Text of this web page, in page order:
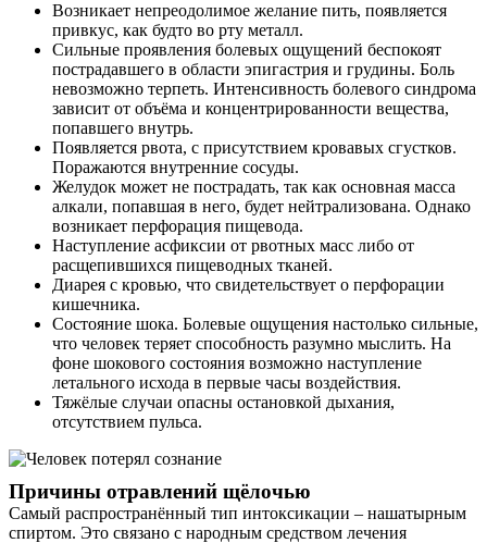
Возникает непреодолимое желание пить, появляется
привкус, как будто во рту металл.
Сильные проявления болевых ощущений беспокоят
пострадавшего в области эпигастрия и грудины. Боль
невозможно терпеть. Интенсивность болевого синдрома
зависит от объёма и концентрированности вещества,
попавшего внутрь.
Появляется рвота, с присутствием кровавых сгустков.
Поражаются внутренние сосуды.
Желудок может не пострадать, так как основная масса
алкали, попавшая в него, будет нейтрализована. Однако
возникает перфорация пищевода.
Наступление асфиксии от рвотных масс либо от
расщепившихся пищеводных тканей.
Диарея с кровью, что свидетельствует о перфорации
кишечника.
Состояние шока. Болевые ощущения настолько сильные,
что человек теряет способность разумно мыслить. На
фоне шокового состояния возможно наступление
летального исхода в первые часы воздействия.
Тяжёлые случаи опасны остановкой дыхания,
отсутствием пульса.
Причины отравлений щёлочью
Самый распространённый тип интоксикации – нашатырным
спиртом. Это связано с народным средством лечения